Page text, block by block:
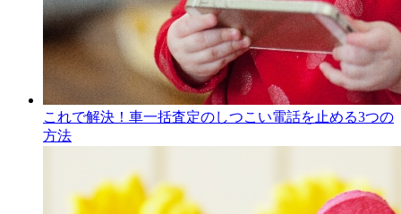
これで解決！車一括査定のしつこい電話を止める3つの
方法